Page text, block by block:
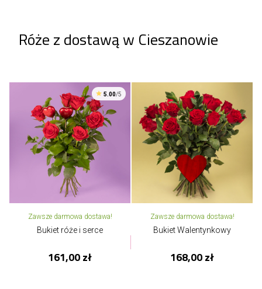
Róże z dostawą w Cieszanowie
5.00/5
Zawsze darmowa dostawa!
Bukiet róże i serce
161,00 zł
Zawsze darmowa dostawa!
Bukiet Walentynkowy
168,00 zł